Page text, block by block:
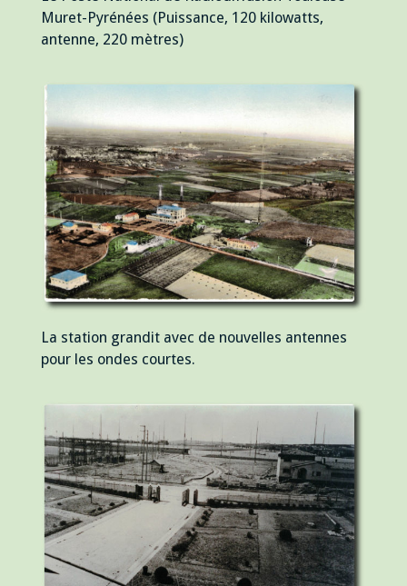
Muret-Pyrénées (Puissance, 120 kilowatts,
antenne, 220 mètres)
La station grandit avec de nouvelles antennes
pour les ondes courtes.